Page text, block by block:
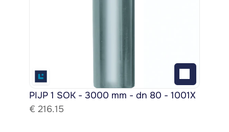
PIJP 1 SOK - 3000 mm - dn 80 - 1001X
€ 216.15